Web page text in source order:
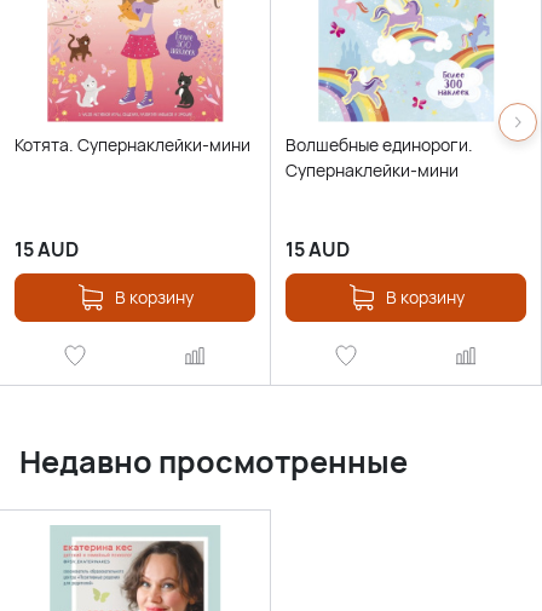
Котята. Супернаклейки-мини
15AUD
В корзину
Волшебные единороги.
Супернаклейки-мини
15AUD
В корзину
Недавно просмотренные